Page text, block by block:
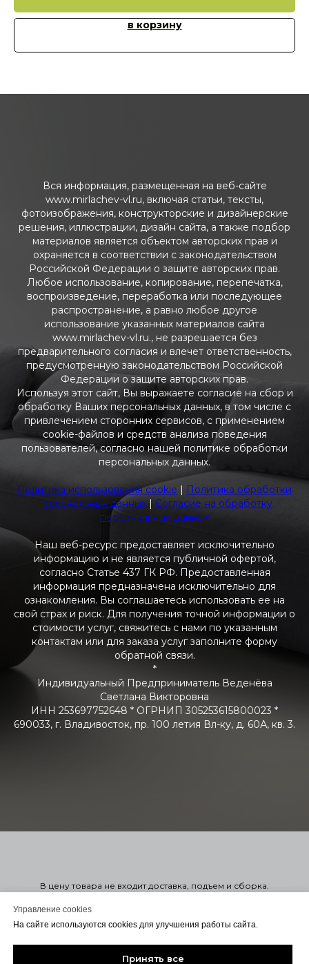
в корзину
Вся информация, размещенная на веб-сайте
www.mirlachev-vl.ru, включая статьи, тексты,
фотоизображения, конструкторские и дизайнерские
решения, иллюстрации, дизайн сайта, а также подбор
материалов является объектом авторских прав и
охраняется в соответствии с законодательством
Российской Федерации о защите авторских прав.
Любое использование, копирование, перепечатка,
воспроизведение, переработка или последующее
распространение, а равно любое другое
использование указанных материалов сайта
www.mirlachev-vl.ru., не разрешается без
предварительного согласия и влечет ответственность,
предусмотренную законодательством Российской
Федерации о защите авторских прав.
Используя этот сайт, Вы выражаете согласие на сбор и
обработку Ваших персональных данных, в том числе с
привлечением сторонних сервисов, с применением
cookie-файлов и средств анализа поведения
пользователей, согласно нашей политике обработки
персональных данных.
Политика использования cookie | Политика обработки
персональных данных | Согласие на обработку
персональных данных
Наш веб-ресурс предоставляет исключительно
информацию и не является публичной офертой,
согласно Статье 437 ГК РФ. Предоставленная
информация предназначена исключительно для
ознакомления. Вы соглашаетесь использовать ее на
свой страх и риск. Для получения точной информации о
стоимости услуг, свяжитесь с нами по указанным
контактам или для заказа услуг заполните форму
обратной связи.
*
Индивидуальный Предприниматель Веденёва
Светлана Викторовна
ИНН 253697752648 * ОГРНИП 305253615800023 *
690033, г. Владивосток, пр. 100 летия Вл-ку, д. 60А, кв. 3.
Управление cookies
На сайте используются cookies для улучшения работы сайта.
Принять все
В цену товара не входит доставка, подъем и сборка.
категории. Узнать точную стоимость в нужной вам ткани можно
оформив заказ. Оформление заказа на сайте не обязывает
договора с вами свяжется менеджер удобным для вас
способом.